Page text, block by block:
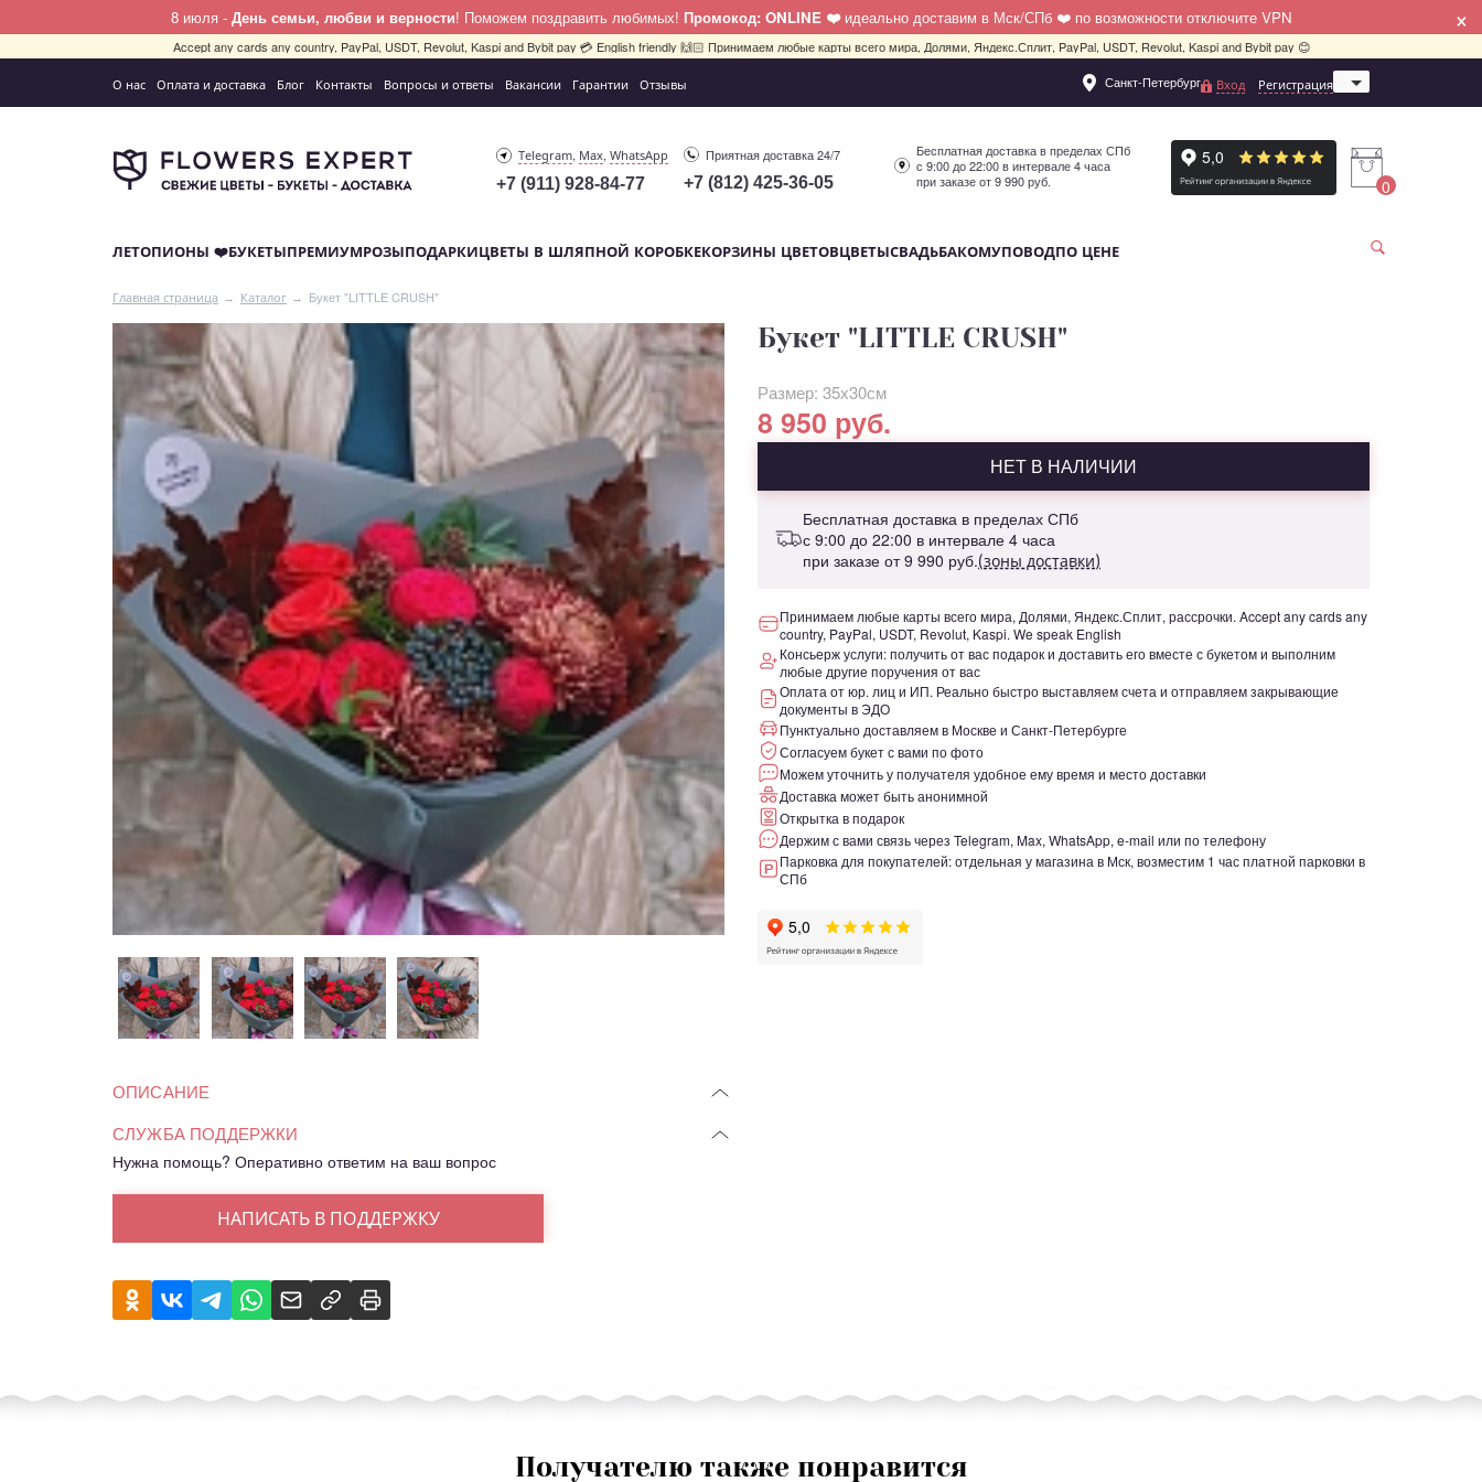
8 июля - День семьи, любви и верности! Поможем поздравить любимых! Промокод: ONLINE ❤️ идеально доставим в Мск/СПб ❤️ по возможности отключите VPN ×
Accept any cards any country, PayPal, USDT, Revolut, Kaspi and Bybit pay 💳 English friendly 🙌🏻 Принимаем любые карты всего мира, Долями, Яндекс.Сплит, PayPal, USDT, Revolut, Kaspi and Bybit pay 😊
О нас Оплата и доставка Блог Контакты Вопросы и ответы Вакансии Гарантии Отзывы Санкт-Петербург
Москва
Вход Регистрация
Telegram, Max,WhatsApp
+7 (911) 928-84-77
Приятная доставка 24/7
+7 (812) 425-36-05
Бесплатная доставка в пределах СПб
с 9:00 до 22:00 в интервале 4 часа
при заказе от 9 990 руб.
0
ЛЕТОПИОНЫ ❤️БУКЕТЫПРЕМИУМРОЗЫПОДАРКИЦВЕТЫ В ШЛЯПНОЙ КОРОБКЕКОРЗИНЫ ЦВЕТОВЦВЕТЫСВАДЬБАКОМУПОВОДПО ЦЕНЕ
Главная страница Каталог Букет "LITTLE CRUSH"
Букет "LITTLE CRUSH"
Размер: 35х30см
8 950 руб.
НЕТ В НАЛИЧИИ
Бесплатная доставка в пределах СПб
с 9:00 до 22:00 в интервале 4 часа
при заказе от9 990 руб.(зоны доставки)
Принимаем любые карты всего мира, Долями, Яндекс.Сплит, рассрочки. Accept any cards any
country, PayPal, USDT, Revolut, Kaspi. We speak English
Консьерж услуги: получить от вас подарок и доставить его вместе с букетом и выполним
любые другие поручения от вас
Оплата от юр. лиц и ИП. Реально быстро выставляем счета и отправляем закрывающие
документы в ЭДО
Пунктуально доставляем в Москве и Санкт-Петербурге
Согласуем букет с вами по фото
Можем уточнить у получателя удобное ему время и место доставки
Доставка может быть анонимной
Открытка в подарок
Держим с вами связь через Telegram, Max, WhatsApp, e-mail или по телефону
Парковка для покупателей: отдельная у магазина в Мск, возместим 1 час платной парковки в
СПб
ОПИСАНИЕ
СЛУЖБА ПОДДЕРЖКИ
Нужна помощь? Оперативно ответим на ваш вопрос
НАПИСАТЬ В ПОДДЕРЖКУ
Получателю также понравится